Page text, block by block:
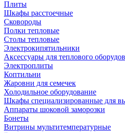
Плиты
Шкафы расстоечные
Сковороды
Полки тепловые
Столы тепловые
Электрокипятильники
Аксессуары для теплового
Электроплиты
Коптильни
Жаровни для семечек
Холодильное оборудование
Шкафы специализированные для
Аппараты шоковой заморозки
Бонеты
Витрины мультитемпературные